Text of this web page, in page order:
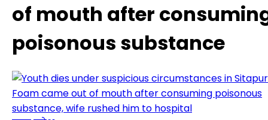
of mouth after
poisonous substance